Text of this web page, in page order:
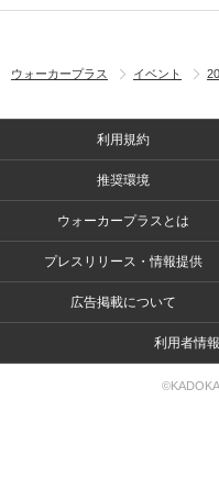
ウォーカープラス イベント
利用規約
推奨環境
ウォーカープラスとは
プレスリリース・情報提供
広告掲載について
利用者情